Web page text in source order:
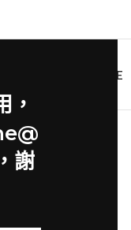
，
謝
HOME